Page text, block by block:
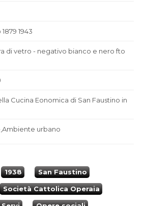
1938 San Faustino
Società Cattolica Operaia
urbano
1943
di vetro - negativo bianco e nero fto
Cucina Eonomica di San Faustino in